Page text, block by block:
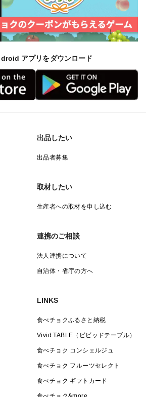
アプリをダウンロード
出品したい
出品者募集
取材したい
生産者への取材を申し込む
連携のご相談
法人連携について
自治体・省庁の方へ
LINKS
食べチョクふるさと納税
Vivid TABLE（ビビッドテーブル）
食べチョク コンシェルジュ
食べチョク フルーツセレクト
食べチョク ギフトカード